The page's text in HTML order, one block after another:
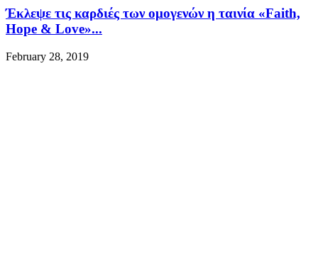
Έκλεψε τις καρδιές των ομογενών η ταινία «Faith,
Hope & Love»...
February 28, 2019